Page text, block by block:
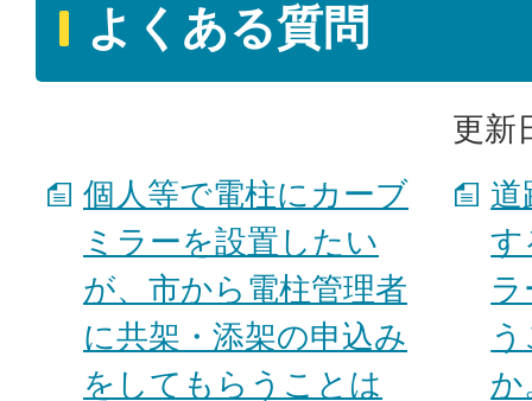
よくある質問
更新
個人等で電柱にカーブ
ミラーを設置したい
が、市から電柱管理者
に共架・添架の申込み
をしてもらうことは
道
す
か